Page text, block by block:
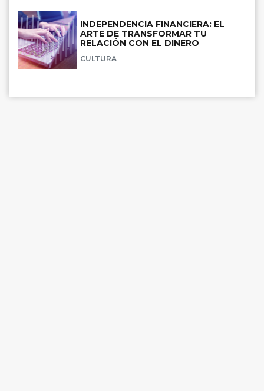
INDEPENDENCIA FINANCIERA: EL
ARTE DE TRANSFORMAR TU
RELACIÓN CON EL DINERO
CULTURA